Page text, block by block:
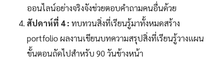
ออนไลน์อย่างจริงจังช่วยตอบคำถามคนอื่นด้วย
สัปดาห์ที่ 4 : ทบทวนสิ่งที่เรียนรู้มาทั้งหมดสร้าง
portfolio ผลงานเขียนบทความสรุปสิ่งที่เรียนรู้วางแผน
ขั้นตอนถัดไปสำหรับ 90 วันข้างหน้า